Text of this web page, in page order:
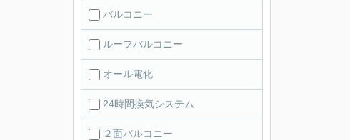
バルコニー
ルーフバルコニー
オール電化
24時間換気システム
２面バルコニー